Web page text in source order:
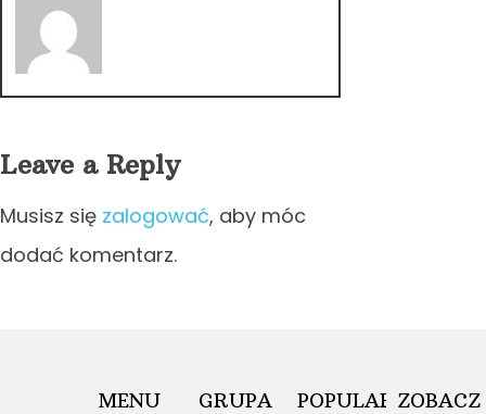
Leave a Reply
Musisz się zalogować, aby móc
dodać komentarz.
MENU
GRUPA
POPULARNEZOBACZ